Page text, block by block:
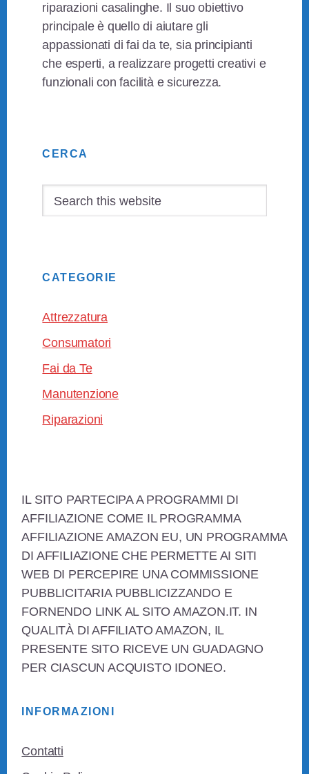
riparazioni casalinghe. Il suo obiettivo
principale è quello di aiutare gli
appassionati di fai da te, sia principianti
che esperti, a realizzare progetti creativi e
funzionali con facilità e sicurezza.
Sidebar
CERCA
CATEGORIE
Attrezzatura
Consumatori
Fai da Te
Manutenzione
Riparazioni
IL SITO PARTECIPA A PROGRAMMI DI
AFFILIAZIONE COME IL PROGRAMMA
AFFILIAZIONE AMAZON EU, UN PROGRAMMA
DI AFFILIAZIONE CHE PERMETTE AI SITI
WEB DI PERCEPIRE UNA COMMISSIONE
PUBBLICITARIA PUBBLICIZZANDO E
FORNENDO LINK AL SITO AMAZON.IT. IN
QUALITÀ DI AFFILIATO AMAZON, IL
PRESENTE SITO RICEVE UN GUADAGNO
PER CIASCUN ACQUISTO IDONEO.
INFORMAZIONI
Contatti